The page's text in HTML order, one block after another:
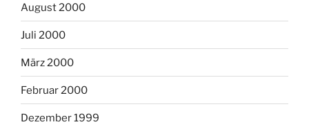
August 2000
Juli 2000
März 2000
Februar 2000
Dezember 1999